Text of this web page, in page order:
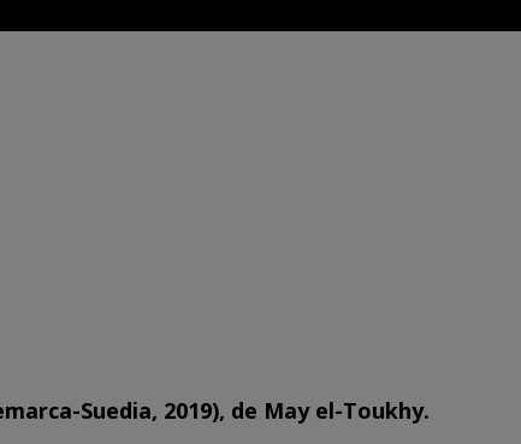
Suedia, 2019), de May el-Toukhy.